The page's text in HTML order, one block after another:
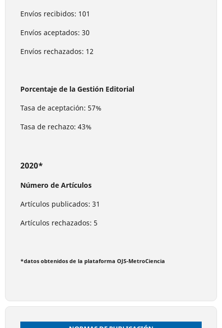
Envíos recibidos: 101
Envíos aceptados: 30
Envíos rechazados: 12
Porcentaje de la Gestión Editorial
Tasa de aceptación: 57%
Tasa de rechazo: 43%
2020*
Número de Artículos
Artículos publicados: 31
Artículos rechazados: 5
*datos obtenidos de la plataforma OJS-MetroCiencia